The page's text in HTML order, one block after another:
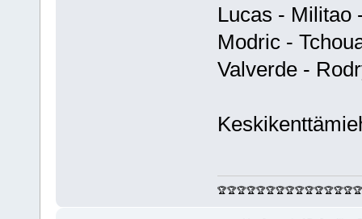
Lucas - Militao
Modric -
Valverde -
🏆🏆🏆🏆🏆🏆🏆🏆🏆🏆🏆🏆🏆🏆🏆